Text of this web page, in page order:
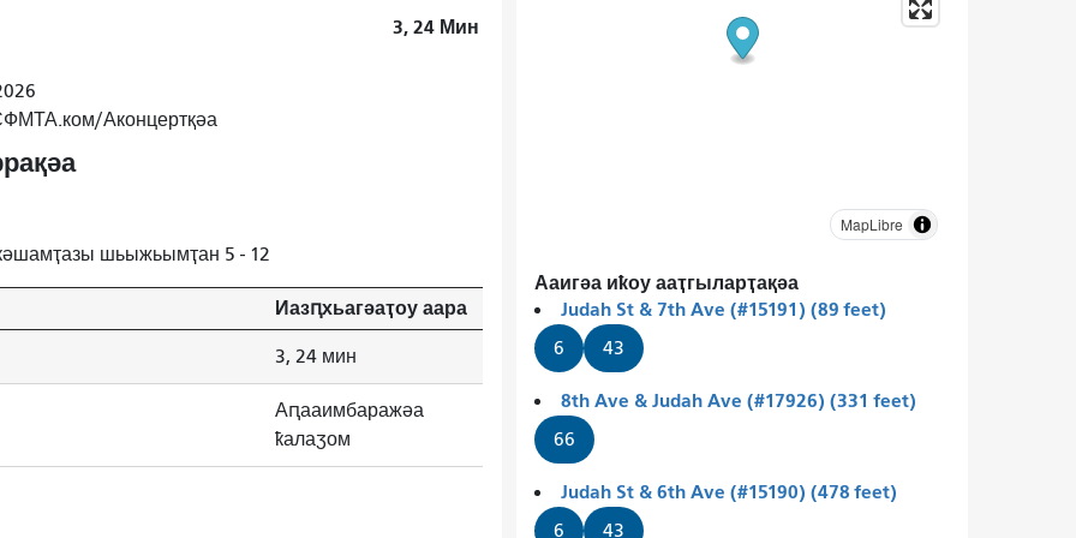
3, 24 Мин
Аконцертқәа
шьыжьымҭан 5 - 12
Иазԥхьагәаҭоу аара
3, 24 мин
Аԥааимбаражәа
ҟалаӡом
MapLibre
Ааигәа иҟоу ааҭгыларҭақәа
Judah St & 7th Ave (#15191) (89 feet)
6 43
8th Ave & Judah Ave (#17926) (331 feet)
66
Judah St & 6th Ave (#15190) (478 feet)
6 43